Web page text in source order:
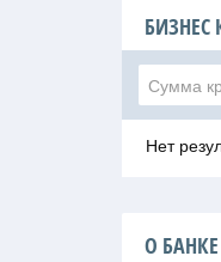
БИЗНЕС
Нет
О БАНКЕ